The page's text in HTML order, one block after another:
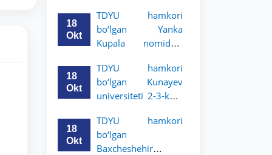
akademik mobillik
dasturini e’lon qildi
18
Okt
TDYU hamkori
bo‘lgan Yanka
Kupala nomidagi
universiteti 2-3-
bosqich talabalari
uchun akademik
e’lon qildi
18
Okt
TDYU hamkori
bo‘lgan Kunayev
universiteti 2-3-kurs
akademik mobillik
dasturini e’lon qiladi
18
Okt
TDYU hamkori
bo‘lgan
Baxcheshehir